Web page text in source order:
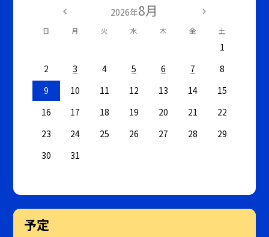
2026年8月
日 月 火 水 木 金 土
1
2
3 4 5 6 7
8
9
10 11 12 13 14
15
16
17 18 19 20 21
22
23
24 25 26 27 28
29
30
31
予定